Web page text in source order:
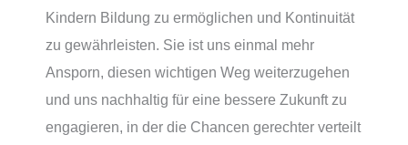
Kindern Bildung zu ermöglichen und Kontinuität
zu gewährleisten. Sie ist uns einmal mehr
Ansporn, diesen wichtigen Weg weiterzugehen
und uns nachhaltig für eine bessere Zukunft zu
engagieren, in der die Chancen gerechter verteilt